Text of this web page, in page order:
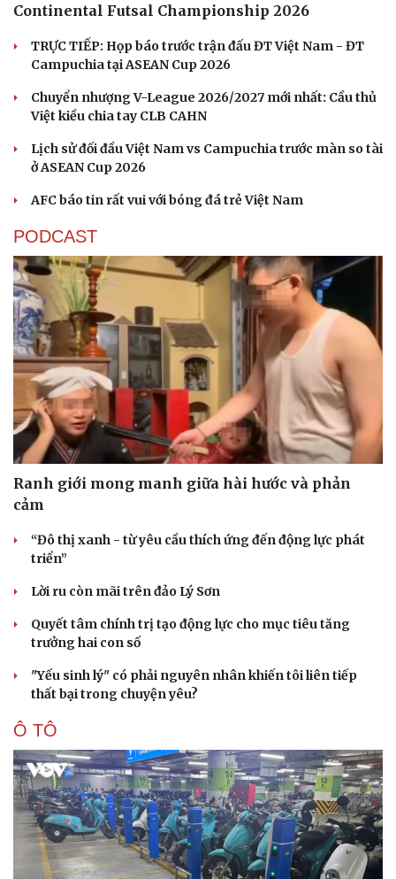
Tư vấn
Săn Tour
check-in
Đọc truyện đêm khuya
Cửa sổ tình yêu
Kể chuyện cho bé
Hạt giống tâm hồn
Continental Futsal Championship 2026
TRỰC TIẾP: Họp báo trước trận đấu ĐT Việt Nam - ĐT
Campuchia tại ASEAN Cup 2026
Chuyển nhượng V-League 2026/2027 mới nhất: Cầu thủ
Việt kiều chia tay CLB CAHN
Lịch sử đối đầu Việt Nam vs Campuchia trước màn so tài
ở ASEAN Cup 2026
AFC báo tin rất vui với bóng đá trẻ Việt Nam
PODCAST
Ranh giới mong manh giữa hài hước và phản
cảm
“Đô thị xanh - từ yêu cầu thích ứng đến động lực phát
triển”
Lời ru còn mãi trên đảo Lý Sơn
Quyết tâm chính trị tạo động lực cho mục tiêu tăng
trưởng hai con số
"Yếu sinh lý" có phải nguyên nhân khiến tôi liên tiếp
thất bại trong chuyện yêu?
Ô TÔ